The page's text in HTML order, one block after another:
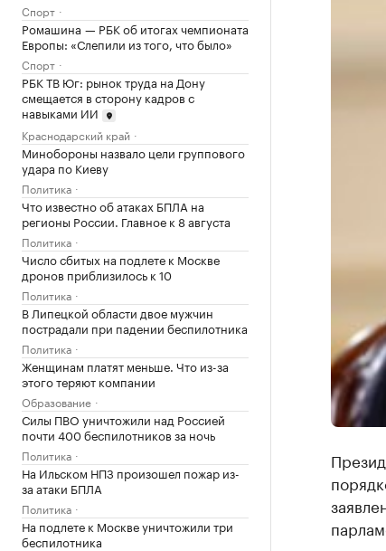
Спорт
Ромашина — РБК об итогах чемпионата
Европы: «Слепили из того, что было»
Спорт
РБК ТВ Юг: рынок труда на Дону
смещается в сторону кадров с
навыками ИИ
Краснодарский край
Минобороны назвало цели группового
удара по Киеву
Политика
Что известно об атаках БПЛА на
регионы России. Главное к 8 августа
Политика
Число сбитых на подлете к Москве
дронов приблизилось к 10
Политика
В Липецкой области двое мужчин
пострадали при падении беспилотника
Политика
Женщинам платят меньше. Что из-за
этого теряют компании
Образование
Силы ПВО уничтожили над Россией
почти 400 беспилотников за ночь
Политика
На Ильском НПЗ произошел пожар из-
за атаки БПЛА
Политика
На подлете к Москве уничтожили три
беспилотника